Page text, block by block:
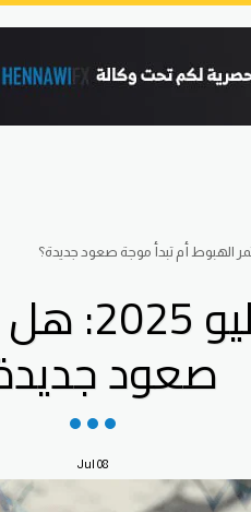
تحليل
صعود
08
Jul